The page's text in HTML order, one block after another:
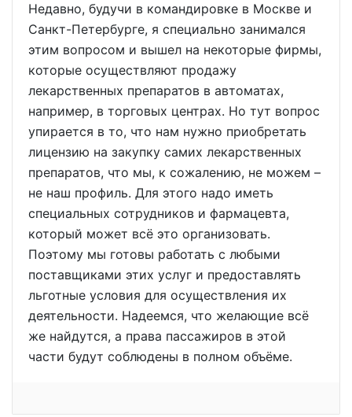
Недавно, будучи в командировке в Москве и
Санкт-Петербурге, я специально занимался
этим вопросом и вышел на некоторые фирмы,
которые осуществляют продажу
лекарственных препаратов в автоматах,
например, в торговых центрах. Но тут вопрос
упирается в то, что нам нужно приобретать
лицензию на закупку самих лекарственных
препаратов, что мы, к сожалению, не можем –
не наш профиль. Для этого надо иметь
специальных сотрудников и фармацевта,
который может всё это организовать.
Поэтому мы готовы работать с любыми
поставщиками этих услуг и предоставлять
льготные условия для осуществления их
деятельности. Надеемся, что желающие всё
же найдутся, а права пассажиров в этой
части будут соблюдены в полном объёме.